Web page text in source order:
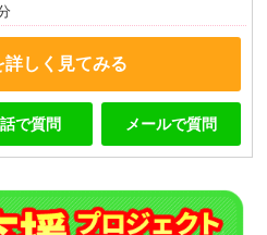
詳しく見てみる
で質問 メールで質問